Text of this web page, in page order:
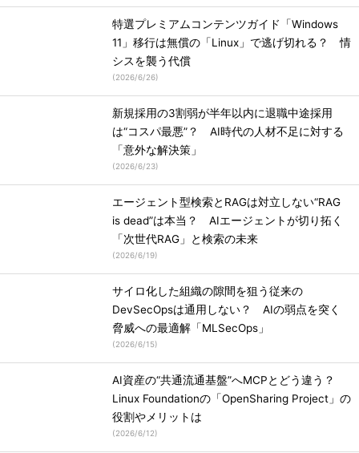
特選プレミアムコンテンツガイド「Windows
11」移行は無償の「Linux」で逃げ切れる？ 情
シスを襲う代償
(2026/6/26)
新規採用の3割弱が半年以内に退職中途採用
は“コスパ最悪”？ AI時代の人材不足に対する
「意外な解決策」
(2026/6/23)
エージェント型検索とRAGは対立しない“RAG
is dead”は本当？ AIエージェントが切り拓く
「次世代RAG」と検索の未来
(2026/6/19)
サイロ化した組織の隙間を狙う従来の
DevSecOpsは通用しない？ AIの弱点を突く
脅威への最適解「MLSecOps」
(2026/6/15)
AI資産の“共通流通基盤”へMCPとどう違う？
Linux Foundationの「OpenSharing Project」の
役割やメリットは
(2026/6/12)